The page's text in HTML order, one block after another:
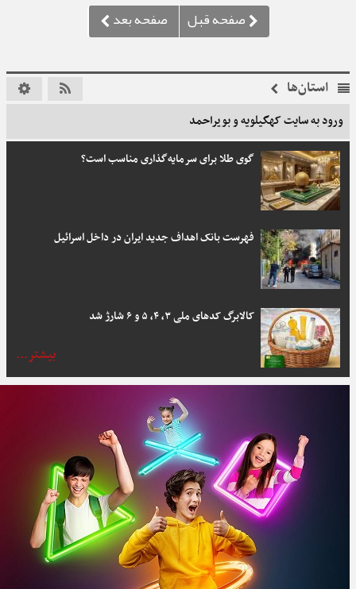
استان‌ها
ورود به سایت کهگیلویه و بویراحمد
گوی طلا برای سرمایه‌گذاری مناسب است؟
فهرست بانک اهداف جدید ایران در داخل اسرائیل
کالابرگ کدهای ملی‌ ۳، ۴، ۵ و ۶ شارژ شد
بیشتر